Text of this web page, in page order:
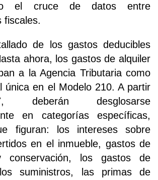
el cruce de datos entre
fiscales.
de los gastos deducibles
ahora, los gastos de alquiler
a la Agencia Tributaria como
única en el Modelo 210. A partir
deberán desglosarse
en categorías específicas,
figuran: los intereses sobre
en el inmueble, gastos de
conservación, los gastos de
suministros, las primas de